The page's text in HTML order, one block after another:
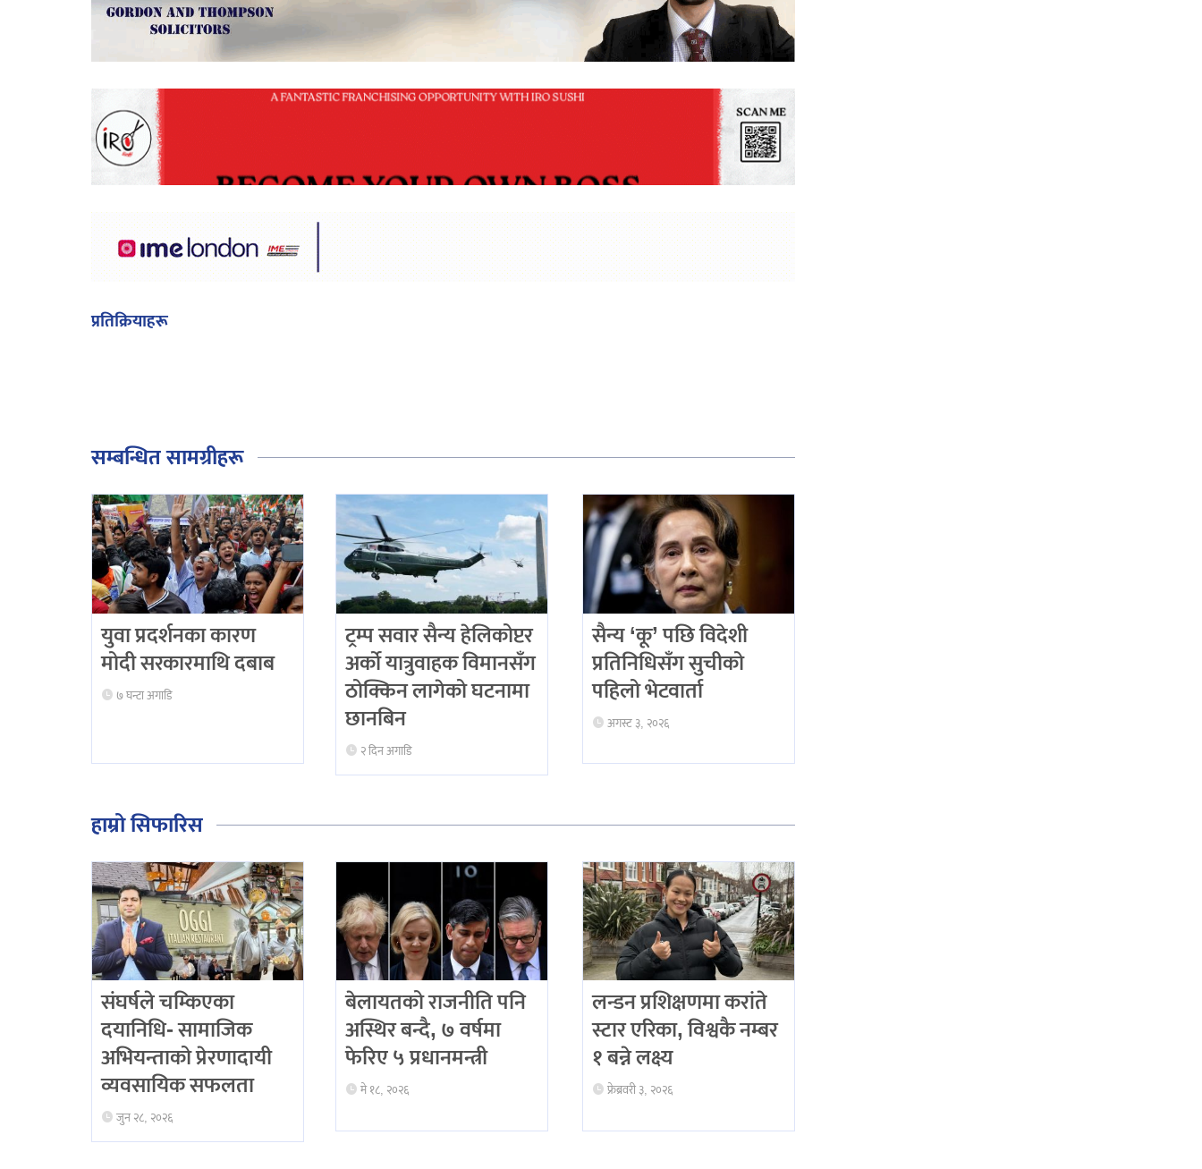
प्रतिक्रियाहरू
सम्बन्धित सामग्रीहरू
युवा प्रदर्शनका कारण
मोदी सरकारमाथि दबाब
७ घन्टा अगाडि
ट्रम्प सवार सैन्य हेलिकोप्टर
अर्को यात्रुवाहक विमानसँग
ठोक्किन लागेको घटनामा
छानबिन
२ दिन अगाडि
सैन्य ‘कू’ पछि विदेशी
प्रतिनिधिसँग सुचीको
पहिलो भेटवार्ता
अगस्ट ३, २०२६
हाम्रो सिफारिस
संघर्षले चम्किएका
दयानिधि- सामाजिक
अभियन्ताको प्रेरणादायी
व्यवसायिक सफलता
जुन २८, २०२६
बेलायतको राजनीति पनि
अस्थिर बन्दै, ७ वर्षमा
फेरिए ५ प्रधानमन्त्री
मे १८, २०२६
लन्डन प्रशिक्षणमा करांते
स्टार एरिका, विश्वकै नम्बर
१ बन्ने लक्ष्य
फ्रेब्रवरी ३, २०२६